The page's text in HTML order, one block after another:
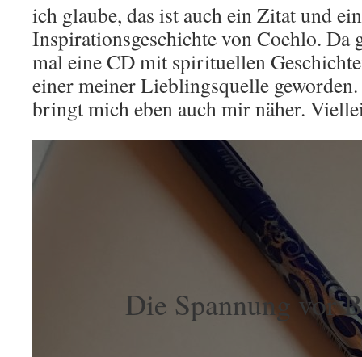
ich glaube, das ist auch ein Zitat und
Inspirationsgeschichte von Coehlo. Da
mal eine CD mit spirituellen
einer meiner Lieblingsquelle
bringt mich eben auch mir näher.
Die Spannung vor